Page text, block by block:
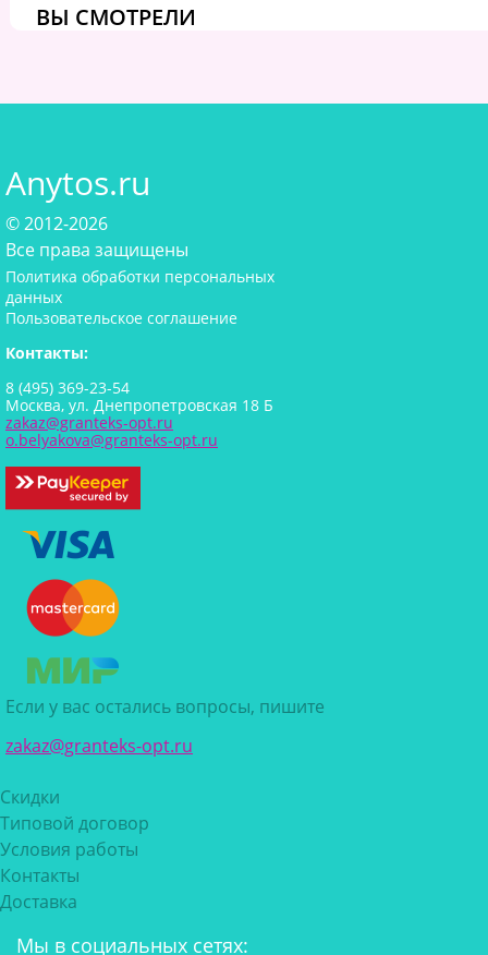
ВЫ СМОТРЕЛИ
Anytos.ru
© 2012-2026
Все права защищены
Политика обработки персональных
данных
Пользовательское соглашение
Контакты:
8 (495) 369-23-54
Москва, ул. Днепропетровская 18 Б
zakaz@granteks-opt.ru
o.belyakova@granteks-opt.ru
Если у вас остались вопросы, пишите
zakaz@granteks-opt.ru
Скидки
Типовой договор
Условия работы
Контакты
Доставка
Мы в социальных сетях: